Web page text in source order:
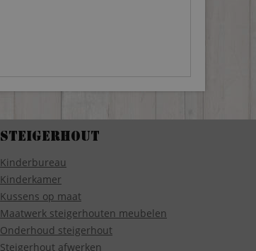
Steigerhout
Kinderbureau
Kinderkamer
Kussens op maat
Maatwerk steigerhouten meubelen
Onderhoud steigerhout
Steigerhout afwerken